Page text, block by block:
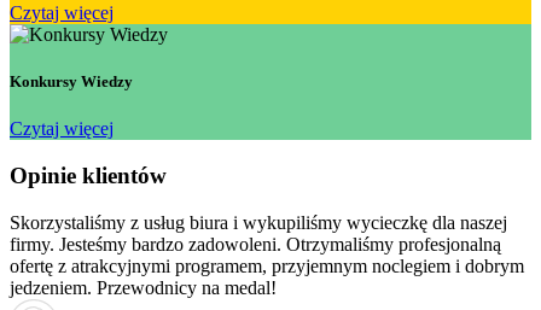
Czytaj więcej
Konkursy Wiedzy
Czytaj więcej
Opinie klientów
Skorzystaliśmy z usług biura i wykupiliśmy wycieczkę dla naszej
firmy. Jesteśmy bardzo zadowoleni. Otrzymaliśmy profesjonalną
ofertę z atrakcyjnymi programem, przyjemnym noclegiem i dobrym
jedzeniem. Przewodnicy na medal!